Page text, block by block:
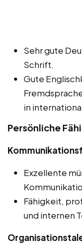
Sehr gute
Schrift.
Gute
in
Persönliche
Exzellente
Fähigkeit,
und internen